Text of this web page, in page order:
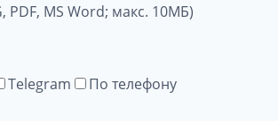
PDF, MS Word; макс. 10МБ)
Telegram По телефону